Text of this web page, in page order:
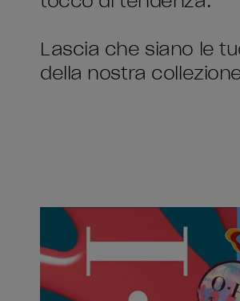
Lascia che siano le
della nostra